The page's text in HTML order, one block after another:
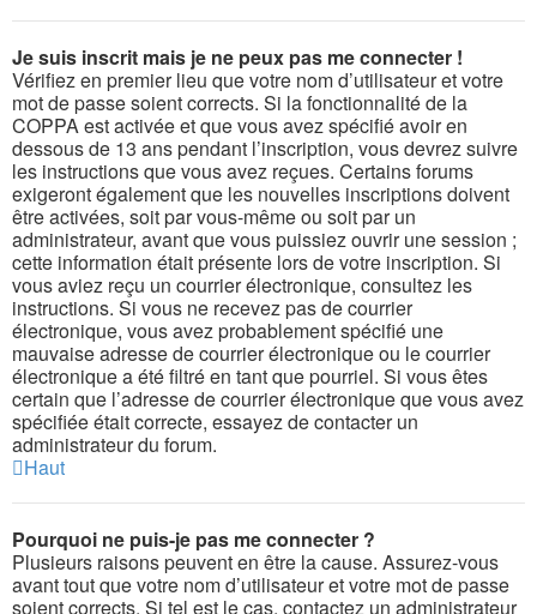
Je suis inscrit mais je ne peux pas me connecter !
Vérifiez en premier lieu que votre nom d’utilisateur et votre
mot de passe soient corrects. Si la fonctionnalité de la
COPPA est activée et que vous avez spécifié avoir en
dessous de 13 ans pendant l’inscription, vous devrez suivre
les instructions que vous avez reçues. Certains forums
exigeront également que les nouvelles inscriptions doivent
être activées, soit par vous-même ou soit par un
administrateur, avant que vous puissiez ouvrir une session ;
cette information était présente lors de votre inscription. Si
vous aviez reçu un courrier électronique, consultez les
instructions. Si vous ne recevez pas de courrier
électronique, vous avez probablement spécifié une
mauvaise adresse de courrier électronique ou le courrier
électronique a été filtré en tant que pourriel. Si vous êtes
certain que l’adresse de courrier électronique que vous avez
spécifiée était correcte, essayez de contacter un
administrateur du forum.
Haut
Pourquoi ne puis-je pas me connecter ?
Plusieurs raisons peuvent en être la cause. Assurez-vous
avant tout que votre nom d’utilisateur et votre mot de passe
soient corrects. Si tel est le cas, contactez un administrateur